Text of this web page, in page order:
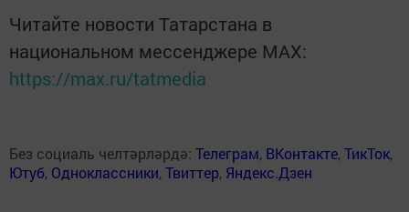
Читайте новости Татарстана в
национальном мессенджере MАХ:
https://max.ru/tatmedia
Без социаль челтәрләрдә: Телеграм, ВКонтакте,ТикТок,
Ютуб, Одноклассники,Твиттер, Яндекс.Дзен